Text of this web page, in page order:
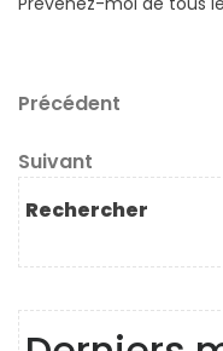
Navigation
de
l’article
Article
Précédent
Article
suivant
Suivant
Rechercher